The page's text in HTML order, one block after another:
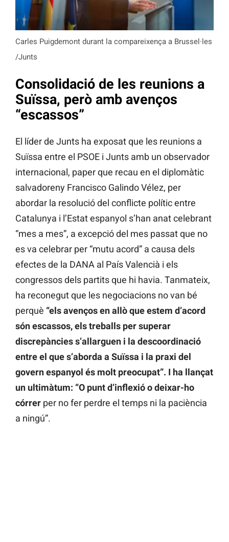
Carles Puigdemont durant la compareixença a Brussel·les
/Junts
Consolidació de les reunions a
Suïssa, però amb avenços
“escassos”
El líder de Junts ha exposat que les reunions a
Suïssa entre el PSOE i Junts amb un observador
internacional, paper que recau en el diplomàtic
salvadoreny Francisco Galindo Vélez, per
abordar la resolució del conflicte polític entre
Catalunya i l’Estat espanyol s’han anat celebrant
“mes a mes”, a excepció del mes passat que no
es va celebrar per “mutu acord” a causa dels
efectes de la DANA al País Valencià i els
congressos dels partits que hi havia. Tanmateix,
ha reconegut que les negociacions no van bé
perquè “els avenços en allò que estem d’acord
són escassos, els treballs per superar
discrepàncies s’allarguen i la descoordinació
entre el que s’aborda a Suïssa i la praxi del
govern espanyol és molt preocupat”. I ha llançat
un ultimàtum: “O punt d’inflexió o deixar-ho
córrer per no fer perdre el temps ni la paciència
a ningú”.